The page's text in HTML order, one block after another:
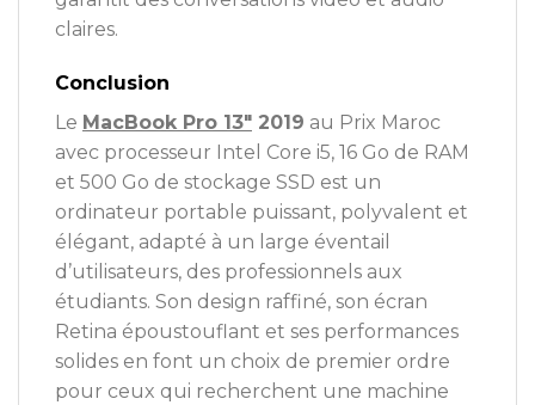
claires.
Conclusion
Le MacBook Pro 13″ 2019 au Prix Maroc
avec processeur Intel Core i5, 16 Go de RAM
et 500 Go de stockage SSD est un
ordinateur portable puissant, polyvalent et
élégant, adapté à un large éventail
d’utilisateurs, des professionnels aux
étudiants. Son design raffiné, son écran
Retina époustouflant et ses performances
solides en font un choix de premier ordre
pour ceux qui recherchent une machine